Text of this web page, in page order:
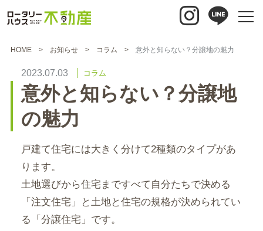
HOME お知らせ コラム 意外と知らない？分譲地の魅力
2023.07.03 コラム
意外と知らない？分譲地
の魅力
戸建て住宅には大きく分けて2種類のタイプがあ
ります。
土地選びから住宅まですべて自分たちで決める
「注文住宅」と土地と住宅の規格が決められてい
る「分譲住宅」です。